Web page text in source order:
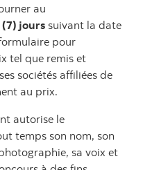
au
(7) jours suivant la date
pour
tel que remis et
sociétés affiliées de
au prix.
autorise le
temps son nom, son
sa voix et